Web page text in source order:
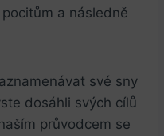
a následně
své sny
dosáhli svých cílů
průvodcem se